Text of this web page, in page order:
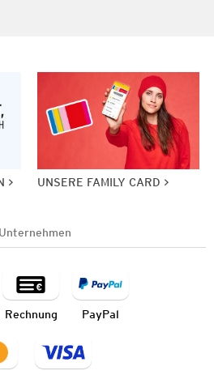
UNSERE FAMILY CARD
Unternehmen
Rechnung PayPal